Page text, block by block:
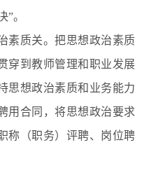
。
质关。把思想政治素质
穿到教师管理和职业发展
思想政治素质和业务能力
用合同，将思想政治要求
称（职务）评聘、岗位聘